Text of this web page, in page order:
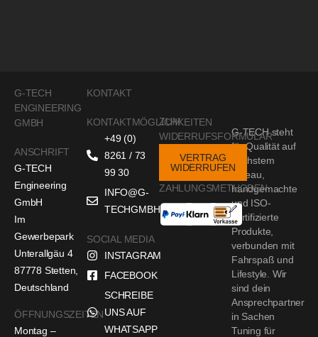
G-TECH steht
für Qualität auf
höchstem
Niveau,
handgemachte
und ISO-
zertifizierte
Produkte,
verbunden mit
Fahrspaß und
Lifestyle. Wir
sind dein
Ansprechpartner
in Sachen
Tuning für
G-TECH
ENGINEERING
GMBH
ANSCHRIFT
G-TECH
Engineering
GmbH
Im
Gewerbepark
Unterallgäu 4
87778 Stetten,
Deutschland
ÖFFNUNGSZEITEN
Montag –
KONTAKT
KONTAKTMÖGLICHKEITEN
+49 (0)
8261 / 73
99 30
INFO@G-
TECHGMBH.DE
SOCIAL MEDIA
INSTAGRAM
FACEBOOK
SCHREIBE
UNS AUF
WHATSAPP
ZUM
WIDERRUFSFORMULAR
VERTRAG
WIDERRUFEN
ZAHLUNGSMETHODEN